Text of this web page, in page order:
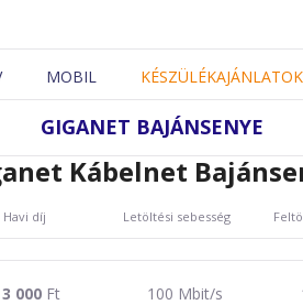
MOBIL KÉSZÜLÉKAJÁNLATOK
GIGANET BAJÁNSENYE
Kábelnet
Havi díj Letöltési sebesség
3 000Ft 100 Mbit/s